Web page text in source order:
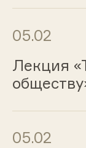
05.02
Лекция
05.02